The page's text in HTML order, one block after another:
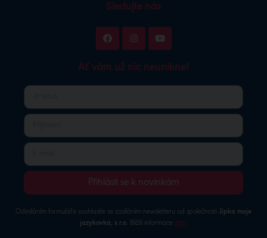
Sledujte nás
Ať vám už nic neunikne!
Přihlásit se k novinkám
Odesláním formuláře souhlasíte se zasíláním newsletteru od společnosti Jipka moje
jazykovka, s.r.o. Bližší informace zde